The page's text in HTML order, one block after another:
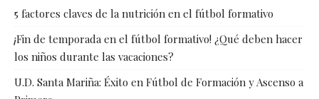
5 factores claves de la nutrición en el fútbol formativo
¡Fin de temporada en el fútbol formativo! ¿Qué deben hacer
los niños durante las vacaciones?
U.D. Santa Mariña: Éxito en Fútbol de Formación y Ascenso a